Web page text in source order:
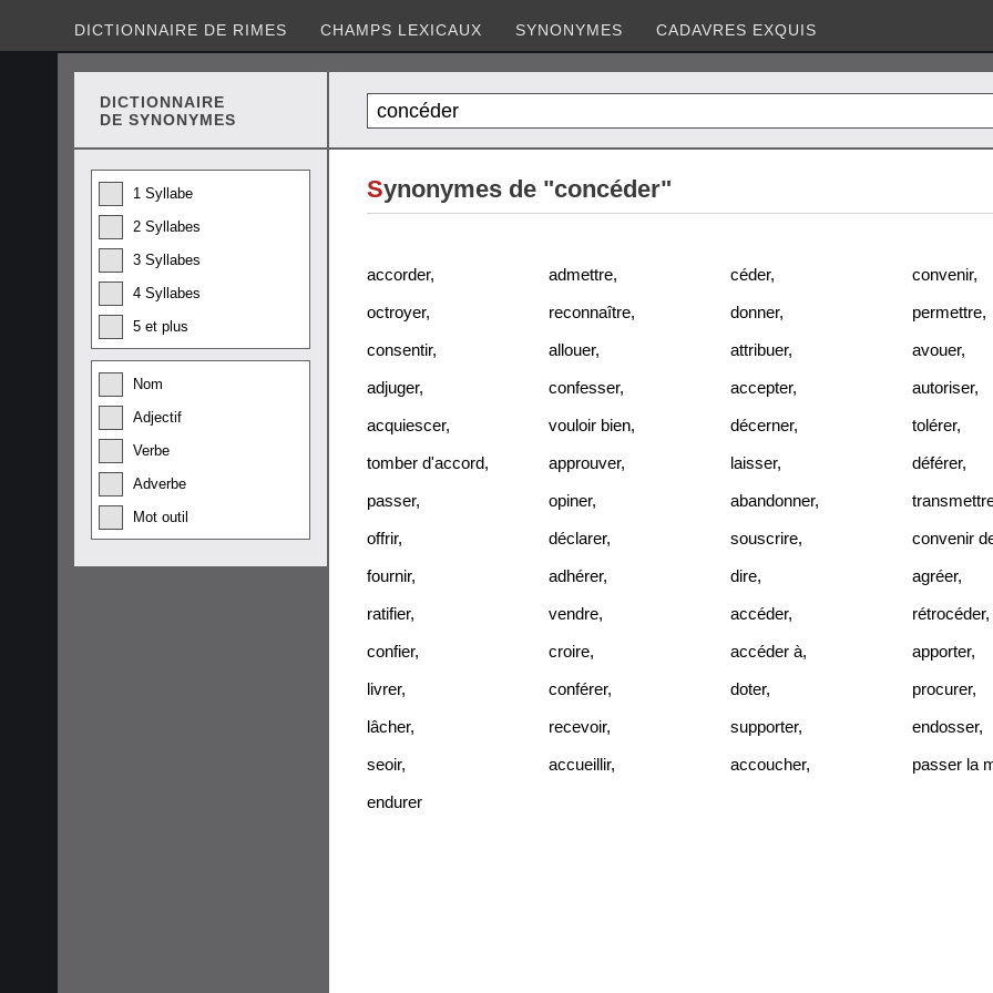
DICTIONNAIRE DE RIMES CHAMPS LEXICAUX SYNONYMES CADAVRES EXQUIS
DICTIONNAIRE
DE SYNONYMES
1 Syllabe
2 Syllabes
3 Syllabes
4 Syllabes
5 et plus
Nom
Adjectif
Verbe
Adverbe
Mot outil
Synonymes de "concéder"
accorder, admettre, céder, convenir,
octroyer, reconnaître, donner, permettre,
consentir, allouer, attribuer, avouer,
adjuger, confesser, accepter, autoriser,
acquiescer, vouloir bien, décerner, tolérer,
tomber d'accord, approuver, laisser, déférer,
passer, opiner, abandonner,
offrir, déclarer, souscrire, convenir
fournir, adhérer, dire, agréer,
ratifier, vendre, accéder, rétrocéder,
confier, croire, accéder à, apporter,
livrer, conférer, doter, procurer,
lâcher, recevoir, supporter, endosser,
seoir, accueillir, accoucher, passer la
endurer